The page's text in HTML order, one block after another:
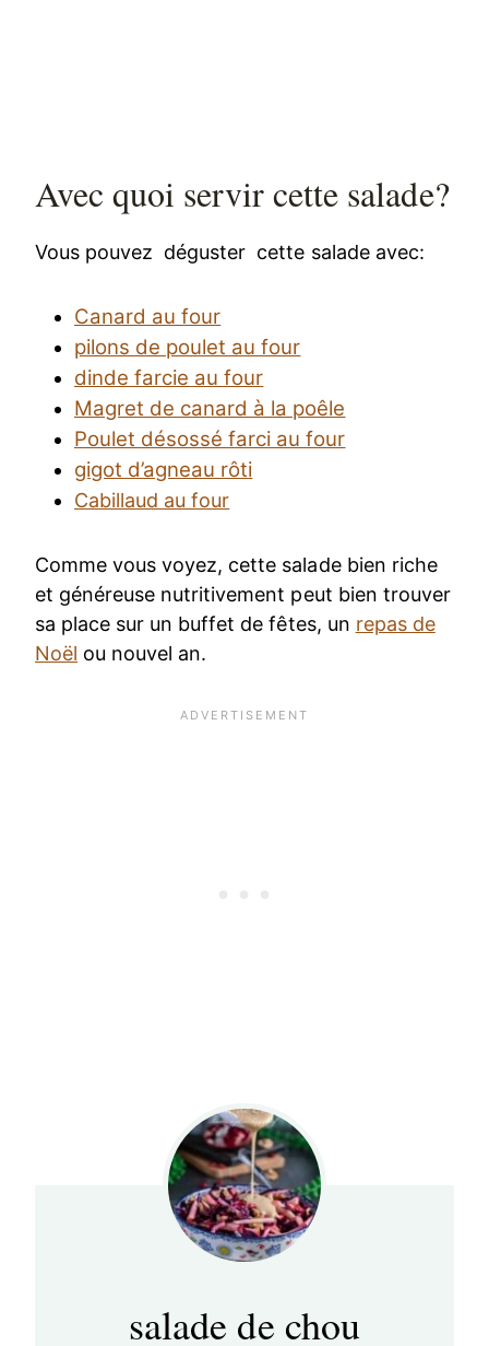
Avec quoi servir cette salade?
Vous pouvez déguster cette salade avec:
Canard au four
pilons de poulet au four
dinde farcie au four
Magret de canard à la poêle
Poulet désossé farci au four
gigot d’agneau rôti
Cabillaud au four
Comme vous voyez, cette salade bien riche
et généreuse nutritivement peut bien trouver
sa place sur un buffet de fêtes, un repas de
Noël ou nouvel an.
salade de chou